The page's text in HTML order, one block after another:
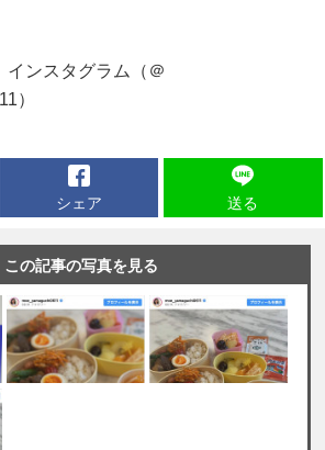
インスタグラム（＠
）
シェア 送る
この記事の写真を見る